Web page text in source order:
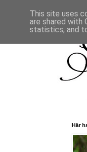
Här
This site uses
are shared with
statistics, and